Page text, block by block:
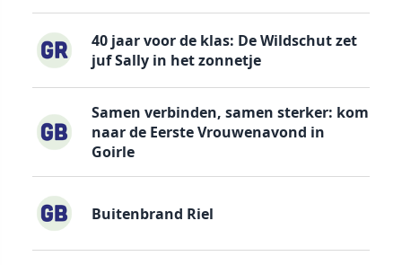
40 jaar voor de klas: De Wildschut zet
juf Sally in het zonnetje
Samen verbinden, samen sterker: kom
naar de Eerste Vrouwenavond in
Goirle
Buitenbrand Riel